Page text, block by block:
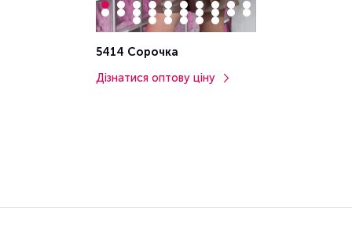
5414 Сорочка
Дізнатися оптову ціну